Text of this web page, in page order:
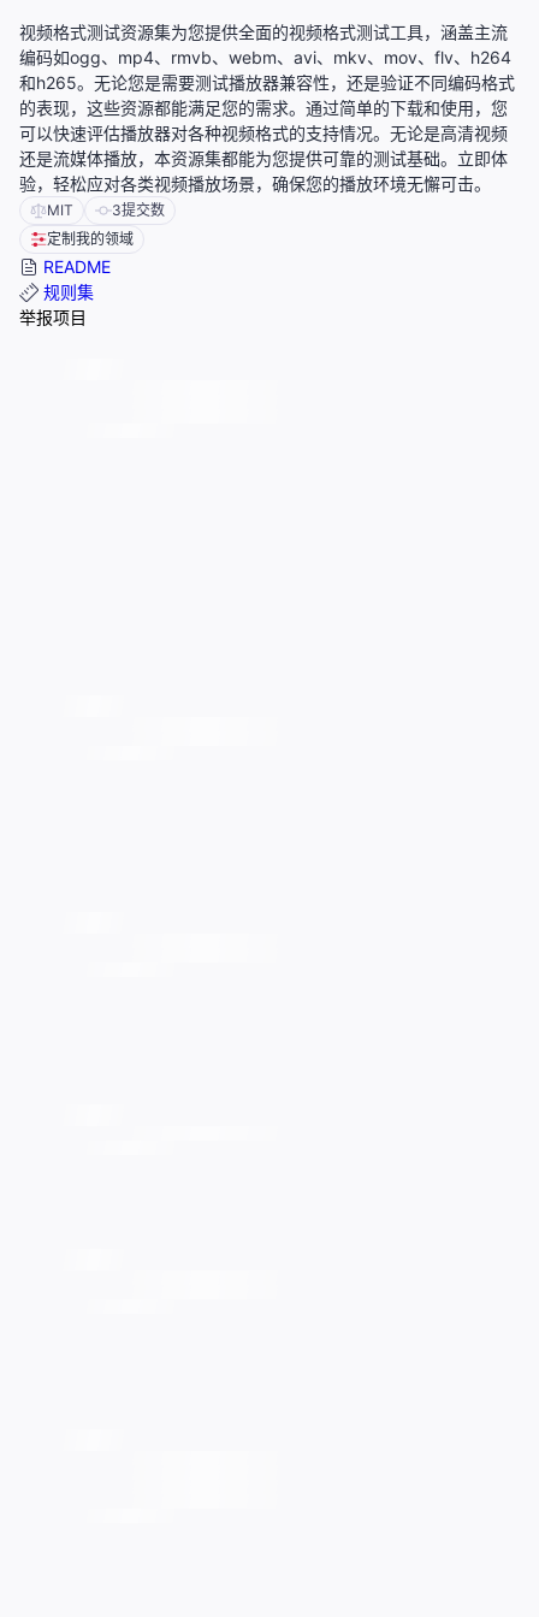
视频格式测试资源集为您提供全面的视频格式测试工具，涵盖主流
编码如ogg、mp4、rmvb、webm、avi、mkv、mov、flv、h264
和h265。无论您是需要测试播放器兼容性，还是验证不同编码格式
的表现，这些资源都能满足您的需求。通过简单的下载和使用，您
可以快速评估播放器对各种视频格式的支持情况。无论是高清视频
还是流媒体播放，本资源集都能为您提供可靠的测试基础。立即体
验，轻松应对各类视频播放场景，确保您的播放环境无懈可击。
MIT 3提交数
定制我的领域
README
规则集
举报项目